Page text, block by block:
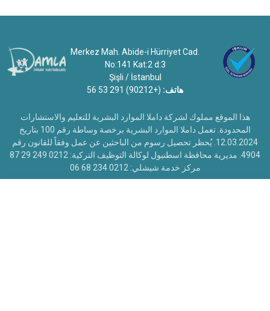
Merkez Mah. Abide-i Hürriyet Cad.
No:141 Kat:2 d:3
Şişli / İstanbul
هاتف: (+90212) 291 53 56
هذا الموقع مملوك لشركة داملا الموارد البشرية للتعليم والاستشارات
المحدودة. تعمل داملا الموارد البشرية برخصة وساطة رقم 100 بتاريخ
12.03.2024. يُحظر تحصيل رسوم من الباحثين عن عمل وفقاً للقانون رقم
4904. مديرية محافظة اسطنبول لوكالة التوظيف التركية: 0212 249 29 87
مركز خدمة شيشلي: 0212 234 68 06